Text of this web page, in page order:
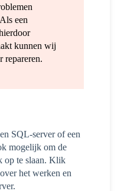
een
kunnen wij
repareren.
SQL-server of een
mogelijk om de
op te slaan. Klik
het werken en